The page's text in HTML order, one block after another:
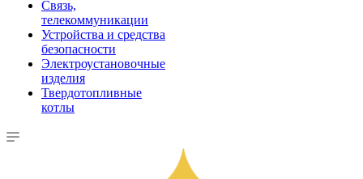
Связь,
телекоммуникации
Устройства и средства
безопасности
Электроустановочные
изделия
Твердотопливные
котлы